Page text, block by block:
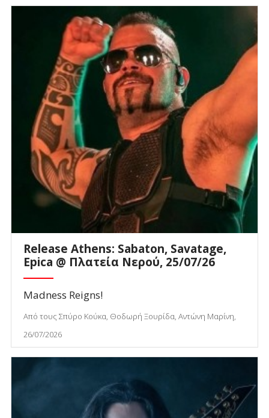
Release Athens: Sabaton, Savatage,
Epica @ Πλατεία Νερού, 25/07/26
Madness Reigns!
Από τους Σπύρο Κούκα, Θοδωρή Ξουρίδα, Αντώνη Μαρίνη,
26/07/2026